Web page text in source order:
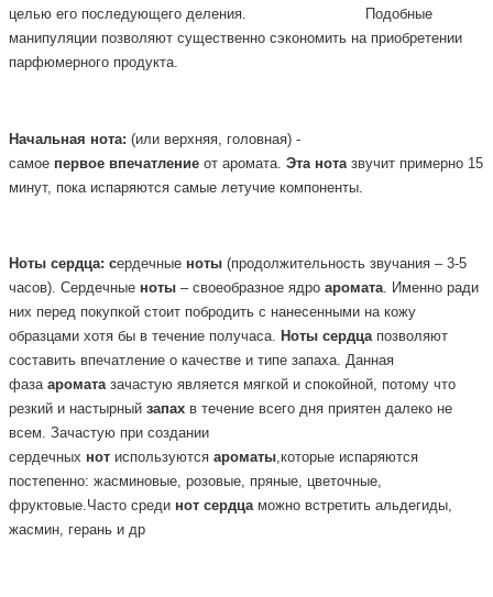
целью его последующего деления.
Подобные
манипуляции позволяют существенно сэкономить на приобретении
парфюмерного продукта.
Начальная нота: (или верхняя, головная) -
самое первое впечатление от аромата. Эта нота звучит примерно 15
минут, пока испаряются самые летучие компоненты.
Ноты сердца: сердечные ноты (продолжительность звучания – 3-5
часов). Сердечные ноты – своеобразное ядро аромата. Именно ради
них перед покупкой стоит побродить с нанесенными на кожу
образцами хотя бы в течение получаса. Ноты сердцапозволяют
составить впечатление о качестве и типе запаха. Данная
фаза ароматазачастую является мягкой и спокойной, потому что
резкий и настырный запах в течение всего дня приятен далеко не
всем. Зачастую при создании
сердечных нот используются ароматы,которые испаряются
постепенно: жасминовые, розовые, пряные, цветочные,
фруктовые.Часто среди нот сердцаможно встретить альдегиды,
жасмин, герань и др